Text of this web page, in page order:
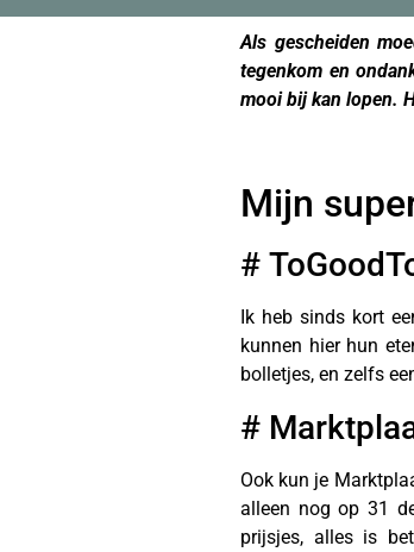
Als gescheiden
tegenkom en
mooi bij kan lopen.
Mijn
#
Ik heb sinds kort
kunnen hier hun
bolletjes, en zelfs
#
Ook kun je
alleen nog op 31
prijsjes, alles is